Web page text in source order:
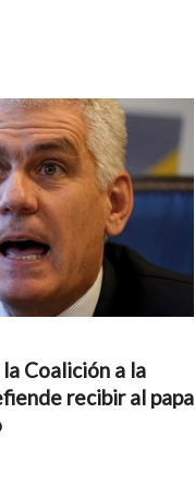
Coalición a la
recibir al papa